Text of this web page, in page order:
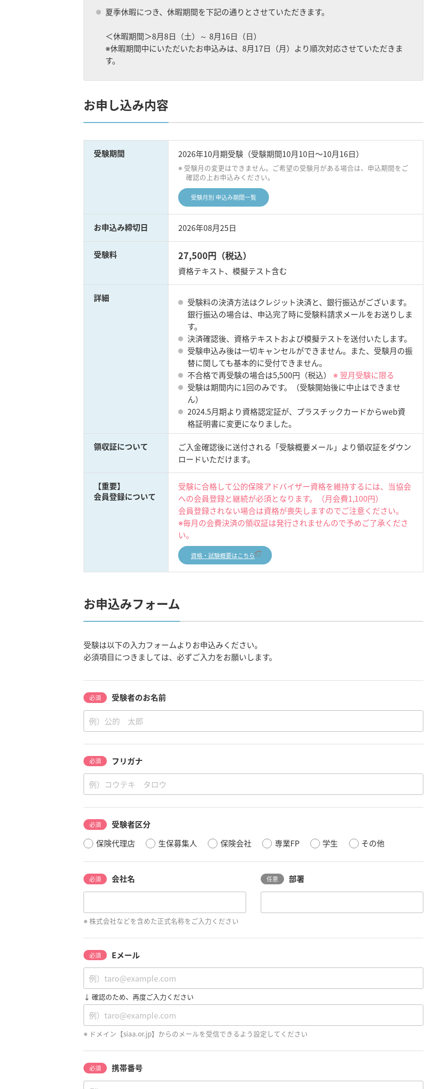
夏季休暇につき、休暇期間を下記の通りとさせていただきます。
＜休暇期間＞8月8日（土）～ 8月16日（日）
※休暇期間中にいただいたお申込みは、8月17日（月）より順次対応させていただきま
す。
お申し込み内容
受験期間 2026年10月期受験（受験期間10月10日〜10月16日）
受験月の変更はできません。ご希望の受験月がある場合は、申込期間をご
確認の上お申込みください。
受験月別 申込み期間一覧
お申込み締切日 2026年08月25日
受験料 27,500円（税込）
資格テキスト、模擬テスト含む
詳細
受験料の決済方法はクレジット決済と、銀行振込がございます。
銀行振込の場合は、申込完了時に受験料請求メールをお送りしま
す。
決済確認後、資格テキストおよび模擬テストを送付いたします。
受験申込み後は一切キャンセルができません。また、受験月の振
替に関しても基本的に受付できません。
不合格で再受験の場合は5,500円（税込） ※ 翌月受験に限る
受験は期間内に1回のみです。（受験開始後に中止はできませ
ん）
2024.5月期より資格認定証が、プラスチックカードからweb資
格証明書に変更になりました。
領収証について
ご入金確認後に送付される「受験概要メール」より領収証をダウン
ロードいただけます。
【重要】
会員登録について
受験に合格して公的保険アドバイザー資格を維持するには、当協会
への会員登録と継続が必須となります。（月会費1,100円）
会員登録されない場合は資格が喪失しますのでご注意ください。
※毎月の会費決済の領収証は発行されませんので予めご了承くださ
い。
資格・試験概要はこちら
お申込みフォーム
受験は以下の入力フォームよりお申込みください。
必須項目につきましては、必ずご入力をお願いします。
必須 受験者のお名前
必須 フリガナ
必須
受験者区分
保険代理店
生保募集人 保険会社 専業FP 学生 その他
必須 会社名
株式会社などを含めた正式名称をご入力ください
任意 部署
必須 Eメール
↓ 確認のため、再度ご入力ください
ドメイン【siaa.or.jp】からのメールを受信できるよう設定してください
必須 携帯番号